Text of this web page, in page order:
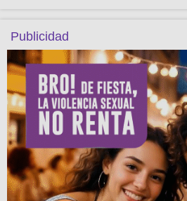
Publicidad